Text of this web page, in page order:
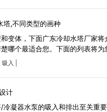
塔,不同类型的画种
变体，下面广东冷却水塔厂家
哪个最适合您。下面的列表将
吸入
计
凝器水泵的吸入和排出至关重